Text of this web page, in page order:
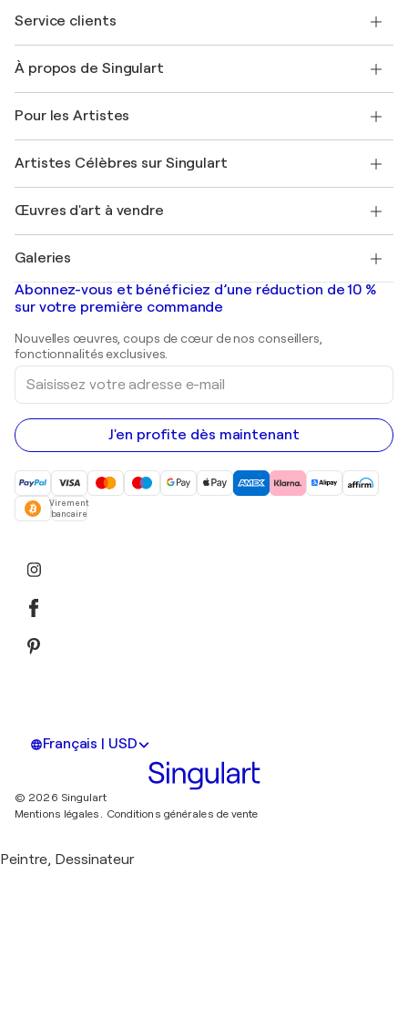
Service clients
Expédition
Offrir une carte cadeau
Rejoignez notre programme commercial
Mon compte
+33 1 76 44 06 42
À propos de Singulart
FAQ
Magazine Singulart
Emplois
Découvrez une sélection d'art original
Pour les Artistes
Se connecter en tant qu'Artiste
Artistes Célèbres sur Singulart
Marc Chagall
Banksy
Mr. Brainwash
Shepard Fairey
Œuvres d'art à vendre
Tableaux abstraits à vendre
Peintures de paysage
Estampes
Peintures acryliques
Galeries
Galeries d'art en France
Galeries d'art en Belgique
Abonnez-vous et bénéficiez d’une réduction de 10 %
sur votre première commande
Nouvelles œuvres, coups de cœur de nos conseillers,
fonctionnalités exclusives.
Saisissez
votre
adresse
e-
mail
J'en profite dès maintenant
Virement
bancaire
Français | USD
© 2026 Singulart
Mentions légales. Conditions générales de vente
Peintre, Dessinateur